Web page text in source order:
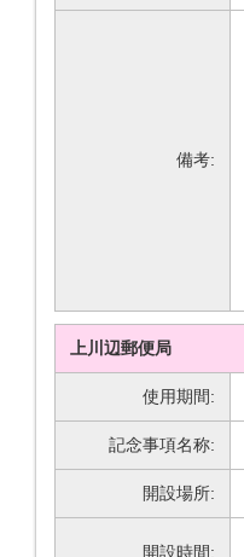
備考:
上川辺郵便局
使用期間:
記念事項名称:
開設場所:
開設時間: